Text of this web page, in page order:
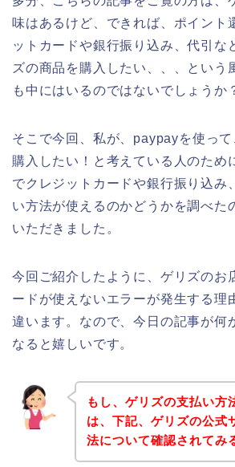
味はあるけど、できれば、ポイント
ットカードや銀行振り込み、代引な
ズの商品を購入したい、、、という
も中にはいるのではないでしょうか
そこで今回、私が、paypayを使っ
購入したい！と考えている人のため
でクレジットカードや銀行振り込み
い方法が使えるのかどうかを調べた
いただきました。
今回ご紹介したように、ゲリズのお
ードが使えないエラーが発生する理
違います。なので、今日の記事が何
なると嬉しいです。
もし、ゲリズの支払い方
は、下記、ゲリズの公式
法について確認されてみ